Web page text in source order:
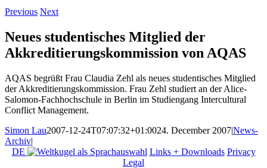
Previous Next
Neues studentisches Mitglied der
Akkreditierungskommission von AQAS
AQAS begrüßt Frau Claudia Zehl als neues studentisches Mitglied
der Akkreditierungskommission. Frau Zehl studiert an der Alice-
Salomon-Fachhochschule in Berlin im Studiengang Intercultural
Conflict Management.
Simon Lau2007-12-24T07:07:32+01:0024. December 2007|News-
Archiv|
DE
Links + Downloads Privacy
Legal